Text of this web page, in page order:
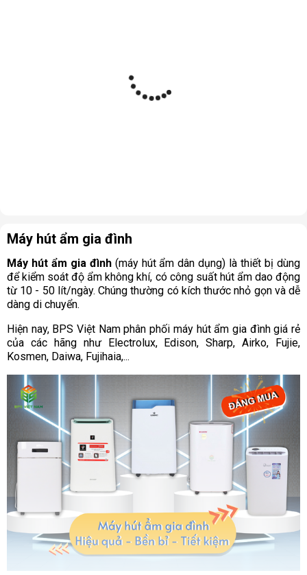
Máy hút ẩm gia đình
Máy hút ẩm gia đình(máy hút ẩm dân dụng) là thiết bị dùng
để kiểm soát độ ẩm không khí, có công suất hút ẩm dao động
từ 10 - 50 lít/ngày. Chúng thường có kích thước nhỏ gọn và dễ
dàng di chuyển.
Hiện nay, BPS Việt Nam phân phối máy hút ẩm gia đình giá rẻ
của các hãng như Electrolux, Edison, Sharp, Airko, Fujie,
Kosmen, Daiwa, Fujihaia,...